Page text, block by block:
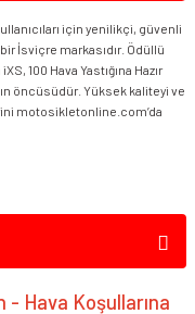
ST+ Sport Mont Mavi Sarı
için yenilikçi, güvenli
İsviçre markasıdır. Ödüllü
100 Hava Yastığına Hazır
öncüsüdür. Yüksek kaliteyi ve
motosikletonline.com’da
- Hava Koşullarına